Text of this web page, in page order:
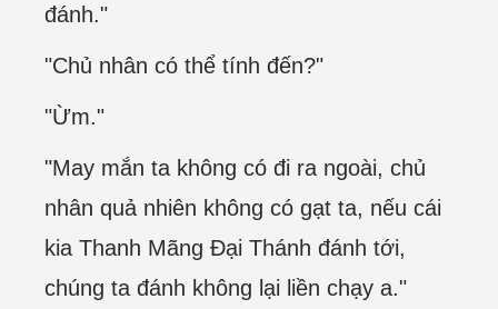
đánh."
"Chủ nhân có thể tính đến?"
"Ừm."
"May mắn ta không có đi ra ngoài, chủ
nhân quả nhiên không có gạt ta, nếu cái
kia Thanh Mãng Đại Thánh đánh tới,
chúng ta đánh không lại liền chạy a."